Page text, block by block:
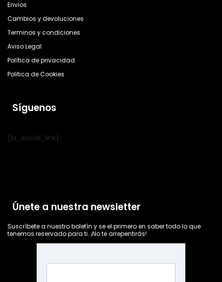
Envios
Cambios y devoluciones
Terminos y condiciones
Aviso Legal
Política de privacidad
Politica de Cookies
Síguenos
[la_social_link]
Únete a nuestra newsletter
Suscríbete a nuestro boletín y se el primero en saber todo lo que
tenemos reservado para ti. ¡No te arrepentirás!